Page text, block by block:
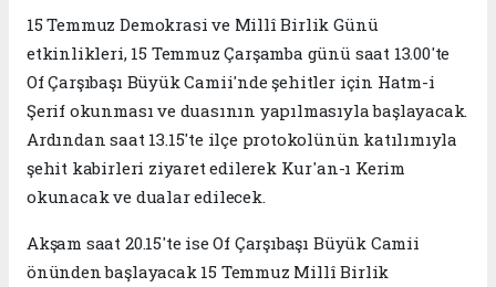
15 Temmuz Demokrasi ve Millî Birlik Günü
etkinlikleri, 15 Temmuz Çarşamba günü saat 13.00'te
Of Çarşıbaşı Büyük Camii'nde şehitler için Hatm-i
Şerif okunması ve duasının yapılmasıyla başlayacak.
Ardından saat 13.15'te ilçe protokolünün katılımıyla
şehit kabirleri ziyaret edilerek Kur'an-ı Kerim
okunacak ve dualar edilecek.
Akşam saat 20.15'te ise Of Çarşıbaşı Büyük Camii
önünden başlayacak 15 Temmuz Millî Birlik